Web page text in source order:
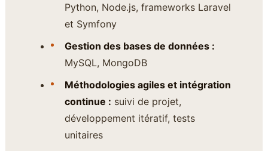
Python, Node.js, frameworks Laravel
et Symfony
Gestion des bases de données :
MySQL, MongoDB
Méthodologies agiles et intégration
continue : suivi de projet,
développement itératif, tests
unitaires